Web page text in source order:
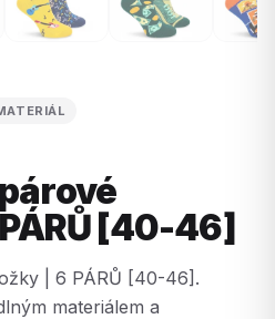
[40-46]
| 6 PÁRŮ [40-46].
materiálem a